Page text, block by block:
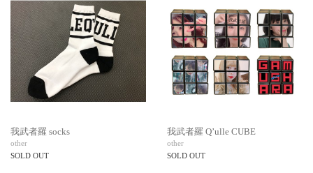
我武者羅 socks
other
SOLD OUT
我武者羅 Q’ulle CUBE
other
SOLD OUT